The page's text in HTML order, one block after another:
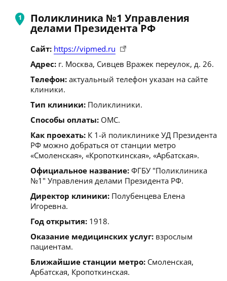
Поликлиника №1 Управления
делами Президента РФ
Сайт: https://vipmed.ru
Адрес: г. Москва, Сивцев Вражек переулок, д. 26.
Телефон: актуальный телефон указан на сайте
клиники.
Тип клиники: Поликлиники.
Способы оплаты: ОМС.
Как проехать: К 1-й поликлинике УД Президента
РФ можно добраться от станции метро
«Смоленская», «Кропоткинская», «Арбатская».
Официальное название: ФГБУ "Поликлиника
№1" Управления делами Президента РФ.
Директор клиники: Полубенцева Елена
Игоревна.
Год открытия: 1918.
Оказание медицинских услуг: взрослым
пациентам.
Ближайшие станции метро: Смоленская,
Арбатская, Кропоткинская.